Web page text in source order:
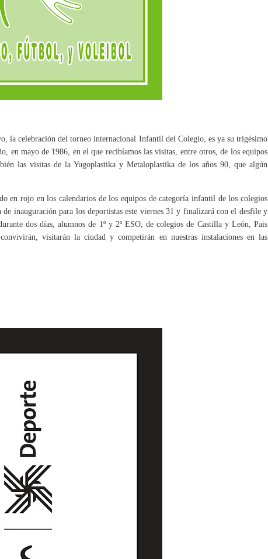
la celebración del torneo internacional Infantil del Colegio, es ya su trigésimo
en mayo de 1986, en el que recibíamos las visitas, entre otros, de los equipos
las visitas de la Yugoplastika y Metaloplastika de los años 90, que algún
en rojo en los calendarios de los equipos de categoría infantil de los colegios
de inauguración para los deportistas este viernes 31 y finalizará con el desfile y
dos días, alumnos de 1º y 2º ESO, de colegios de Castilla y León, Pais
visitarán la ciudad y competirán en nuestras instalaciones en las